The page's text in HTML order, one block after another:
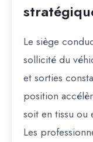
Le siège
sollicité du
et sorties
position
soit en tissu ou
Les